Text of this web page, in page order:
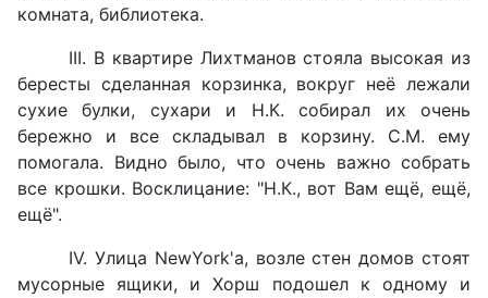
комната, библиотека.
III. В квартире Лихтманов стояла высокая из
бересты сделанная корзинка, вокруг неё лежали
сухие булки, сухари и Н.К. собирал их очень
бережно и все складывал в корзину. С.М. ему
помогала. Видно было, что очень важно собрать
все крошки. Восклицание: "Н.К., вот Вам ещё, ещё,
ещё".
IV. Улица NewYork'a, возле стен домов стоят
мусорные ящики, и Хорш подошел к одному и